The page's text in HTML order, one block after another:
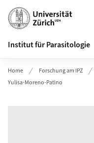
Header
Institut für Parasitologie
Home Forschung am IPZ
Yulisa-Moreno-Patino